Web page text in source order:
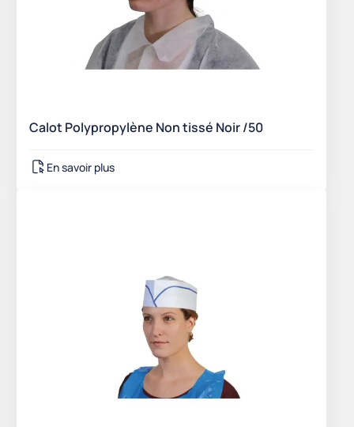
Calot Polypropylène Non tissé Noir /50
En savoir plus